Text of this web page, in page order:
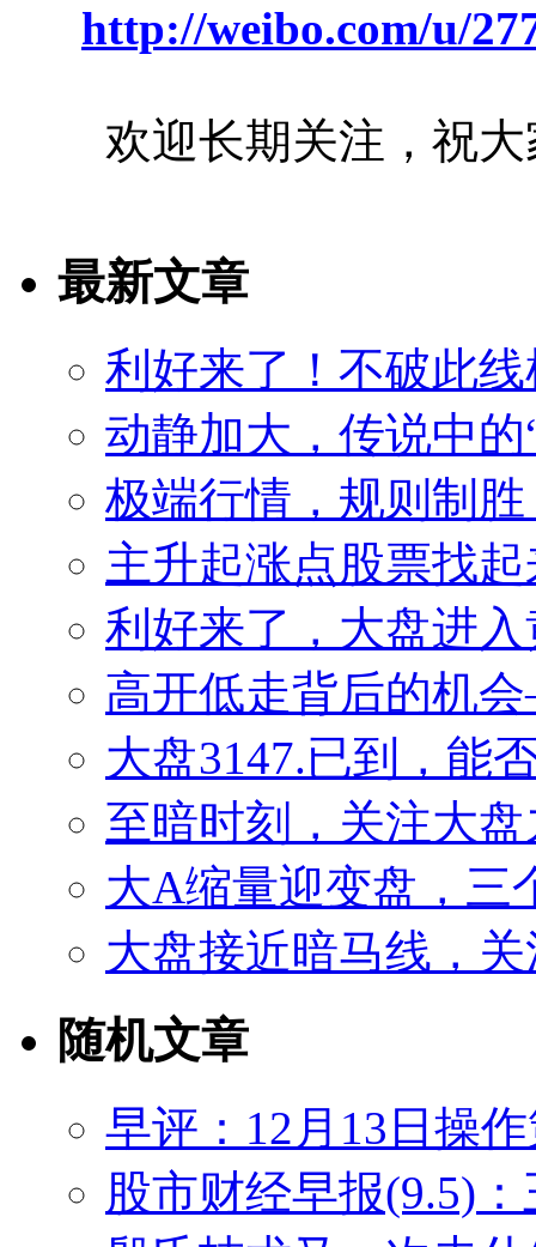
http://weibo.com/u/
欢迎长期关注，祝大
最新文章
利好来了！不破此
动静加大，传说中的
极端行情，规则制胜
主升起涨点股票找
利好来了，大盘进
高开低走背后的机
大盘3147.已到，能
至暗时刻，关注大
大A缩量迎变盘，三
大盘接近暗马线，
随机文章
早评：12月13日操
股市财经早报(9.5)